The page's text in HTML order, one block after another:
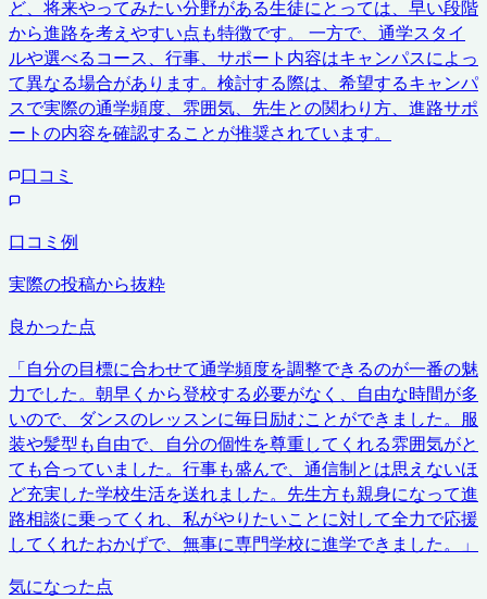
ど、将来やってみたい分野がある生徒にとっては、早い段階
から進路を考えやすい点も特徴です。 一方で、通学スタイ
ルや選べるコース、行事、サポート内容はキャンパスによっ
て異なる場合があります。検討する際は、希望するキャンパ
スで実際の通学頻度、雰囲気、先生との関わり方、進路サポ
ートの内容を確認することが推奨されています。
口コミ
口コミ例
実際の投稿から抜粋
良かった点
「自分の目標に合わせて通学頻度を調整できるのが一番の魅
力でした。朝早くから登校する必要がなく、自由な時間が多
いので、ダンスのレッスンに毎日励むことができました。服
装や髪型も自由で、自分の個性を尊重してくれる雰囲気がと
ても合っていました。行事も盛んで、通信制とは思えないほ
ど充実した学校生活を送れました。先生方も親身になって進
路相談に乗ってくれ、私がやりたいことに対して全力で応援
してくれたおかげで、無事に専門学校に進学できました。
」
気になった点